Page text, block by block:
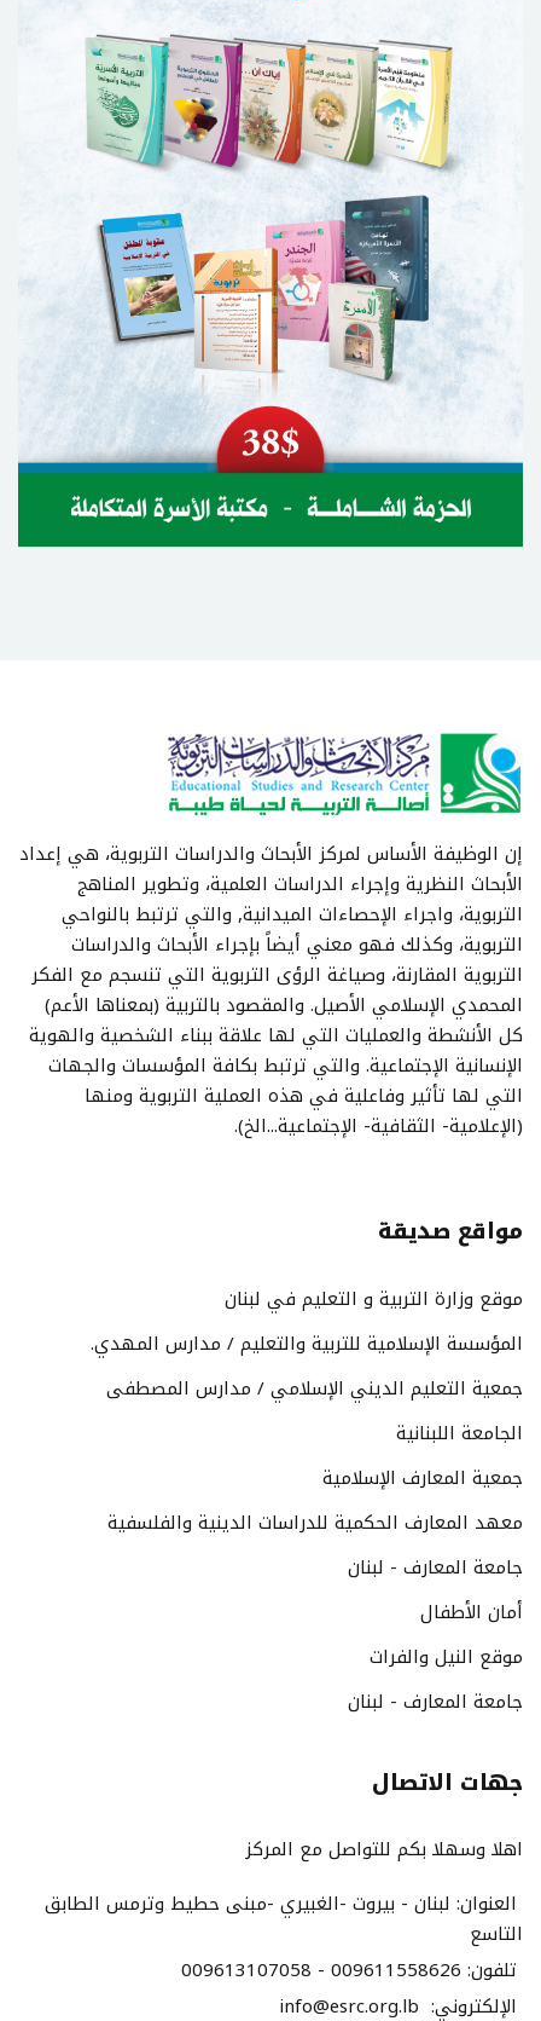
إن الوظيفة الأساس لمركز الأبحاث والدراسات التربوية، هي إعداد
الأبحاث النظرية وإجراء الدراسات العلمية، وتطوير المناهج
التربوية، واجراء الإحصاءات الميدانية, والتي ترتبط بالنواحي
التربوية، وكذلك فهو معني أيضاً بإجراء الأبحاث والدراسات
التربوية المقارنة، وصياغة الرؤى التربوية التي تنسجم مع الفكر
المحمدي الإسلامي الأصيل. والمقصود بالتربية (بمعناها الأعم)
كل الأنشطة والعمليات التي لها علاقة ببناء الشخصية والهوية
الإنسانية الإجتماعية. والتي ترتبط بكافة المؤسسات والجهات
التي لها تأثير وفاعلية في هذه العملية التربوية ومنها
(الإعلامية- الثقافية- الإجتماعية...الخ).
مواقع صديقة
موقع وزارة التربية و التعليم في لبنان
المؤسسة الإسلامية للتربية والتعليم / مدارس المهدي.
جمعية التعليم الديني الإسلامي / مدارس المصطفى
الجامعة اللبنانية
جمعية المعارف الإسلامية
معهد المعارف الحكمية للدراسات الدينية والفلسفية
جامعة المعارف - لبنان
أمان الأطفال
موقع النيل والفرات
جامعة المعارف - لبنان
جهات الاتصال
اهلا وسهلا بكم للتواصل مع المركز
العنوان: لبنان - بيروت -الغبيري -مبنى حطيط وترمس الطابق
التاسع
تلفون: 009613107058 - 009611558626
الإلكتروني: